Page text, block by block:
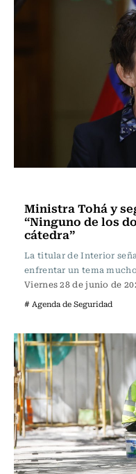
Ministra Tohá y
“Ninguno de los
cátedra”
La titular de Interior
enfrentar un tema
Viernes 28 de junio de
# Agenda de Seguridad